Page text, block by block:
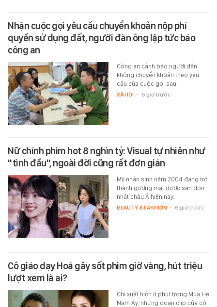
Nhận cuộc gọi yêu cầu chuyển khoản nộp phí
quyền sử dụng đất, người đàn ông lập tức báo
công an
Công an cảnh báo người dân
không chuyển khoản theo yêu
cầu của cuộc gọi sau.
XÃ HỘI - 6 giờ trước
Nữ chính phim hot 8 nghìn tỷ: Visual tự nhiên như
"tình đầu", ngoài đời cũng rất đơn giản
Mỹ nhân sinh năm 2004 đang trở
thành gương mặt được săn đón
nhất châu Á hiện nay.
BEAUTY & FASHION - 6 giờ trước
Cô giáo dạy Hoá gây sốt phim giờ vàng, hút triệu
lượt xem là ai?
Chỉ xuất hiện ít phút trong Mùa Hè
Năm Ấy, những đoạn clip của cô